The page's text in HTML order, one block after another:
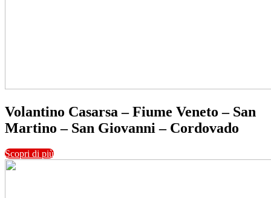
Volantino Casarsa – Fiume Veneto – San
Martino – San Giovanni – Cordovado
Scopri di più